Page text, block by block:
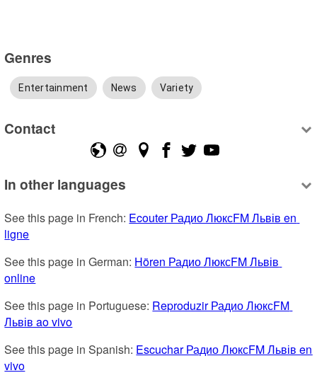
Genres
Entertainment News Variety
Contact
In other languages
See this page in French: Ecouter Радио ЛюксFM Львів en
ligne
See this page in German: Hören Радио ЛюксFM Львів
online
See this page in Portuguese: Reproduzir Радио ЛюксFM
Львів ao vivo
See this page in Spanish: Escuchar Радио ЛюксFM Львів en
vivo